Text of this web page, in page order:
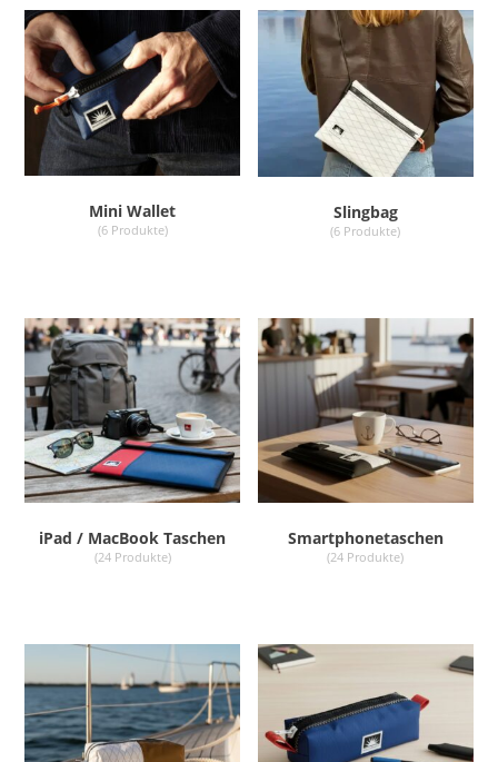
Mini Wallet
(6 Produkte)
Slingbag
(6 Produkte)
iPad / MacBook Taschen
(24 Produkte)
Smartphonetaschen
(24 Produkte)